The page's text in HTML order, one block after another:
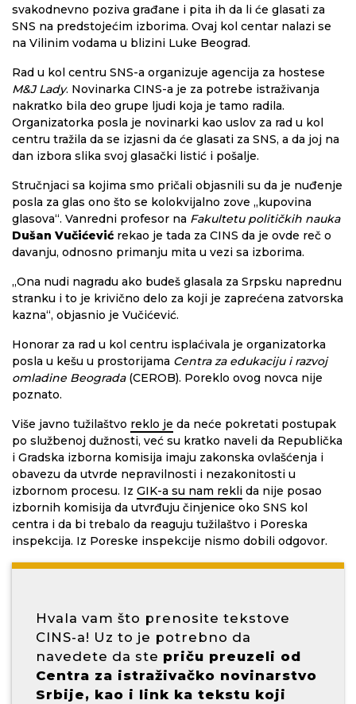
svakodnevno poziva građane i pita ih da li će glasati za
SNS na predstojećim izborima. Ovaj kol centar nalazi se
na Vilinim vodama u blizini Luke Beograd.
Rad u kol centru SNS-a organizuje agencija za hostese
M&J Lady. Novinarka CINS-a je za potrebe istraživanja
nakratko bila deo grupe ljudi koja je tamo radila.
Organizatorka posla je novinarki kao uslov za rad u kol
centru tražila da se izjasni da će glasati za SNS, a da joj na
dan izbora slika svoj glasački listić i pošalje.
Stručnjaci sa kojima smo pričali objasnili su da je nuđenje
posla za glas ono što se kolokvijalno zove „kupovina
glasova“. Vanredni profesor na Fakultetu političkih nauka
Dušan Vučićević rekao je tada za CINS da je ovde reč o
davanju, odnosno primanju mita u vezi sa izborima.
„Ona nudi nagradu ako budeš glasala za Srpsku naprednu
stranku i to je krivično delo za koji je zaprećena zatvorska
kazna“, objasnio je Vučićević.
Honorar za rad u kol centru isplaćivala je organizatorka
posla u kešu u prostorijama Centra za edukaciju i razvoj
omladine Beograda(CEROB). Poreklo ovog novca nije
poznato.
Više javno tužilaštvo reklo je da neće pokretati postupak
po službenoj dužnosti, već su kratko naveli da Republička
i Gradska izborna komisija imaju zakonska ovlašćenja i
obavezu da utvrde nepravilnosti i nezakonitosti u
izbornom procesu. Iz GIK-a su nam rekli da nije posao
izbornih komisija da utvrđuju činjenice oko SNS kol
centra i da bi trebalo da reaguju tužilaštvo i Poreska
inspekcija. Iz Poreske inspekcije nismo dobili odgovor.
Hvala vam što prenosite tekstove
CINS-a! Uz to je potrebno da
navedete da ste priču preuzeli od
Centra za istraživačko novinarstvo
Srbije, kao i link ka tekstu koji